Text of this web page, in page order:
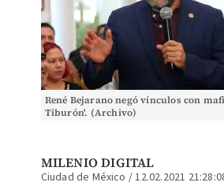
René Bejarano negó vínculos con
Tiburón'. (Archivo)
MILENIO DIGITAL
Ciudad de México /12.02.2021